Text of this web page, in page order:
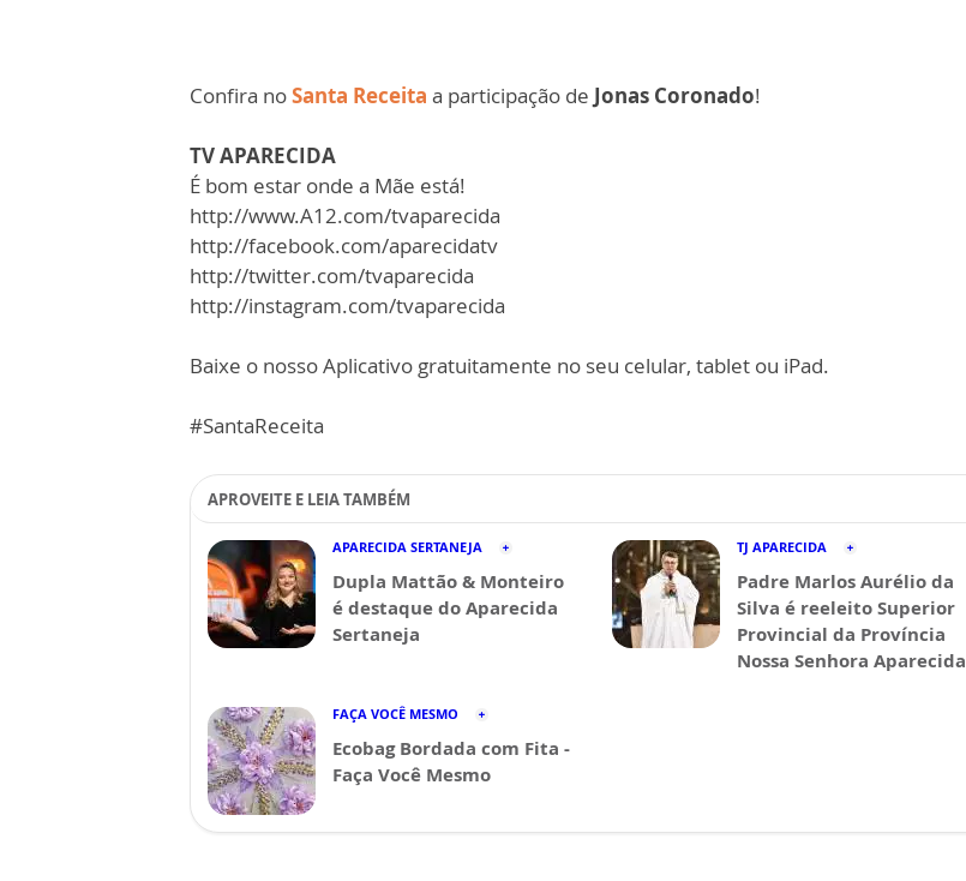
Confira noSanta Receita a participação de Jonas Coronado!
TV APARECIDA
É bom estar onde a Mãe está!
http://www.A12.com/tvaparecida
http://facebook.com/aparecidatv
http://twitter.com/tvaparecida
http://instagram.com/tvaparecida
Baixe o nosso Aplicativo gratuitamente no seu celular, tablet ou iPad.
#SantaReceita
APROVEITE E LEIA TAMBÉM
APARECIDA SERTANEJA
Dupla Mattão & Monteiro
é destaque do Aparecida
Sertaneja
TJ APARECIDA
Padre Marlos Aurélio da
Silva é reeleito Superior
Provincial da Província
Nossa Senhora Aparecida
FAÇA VOCÊ MESMO
Ecobag Bordada com Fita -
Faça Você Mesmo